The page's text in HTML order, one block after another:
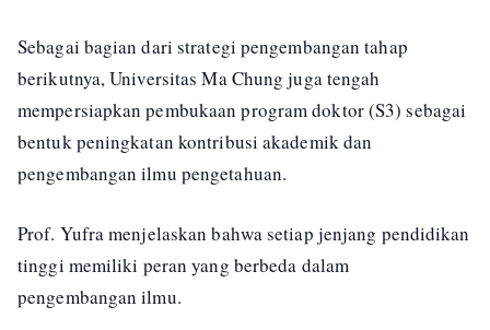
Sebagai bagian dari strategi pengembangan tahap
berikutnya, Universitas Ma Chung juga tengah
mempersiapkan pembukaan program doktor (S3) sebagai
bentuk peningkatan kontribusi akademik dan
pengembangan ilmu pengetahuan.
Prof. Yufra menjelaskan bahwa setiap jenjang pendidikan
tinggi memiliki peran yang berbeda dalam
pengembangan ilmu.